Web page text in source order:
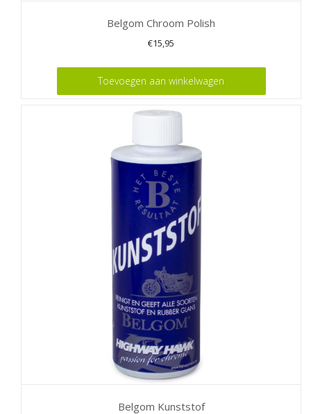
Belgom Chroom Polish
€15,95
Toevoegen aan winkelwagen
Belgom Kunststof